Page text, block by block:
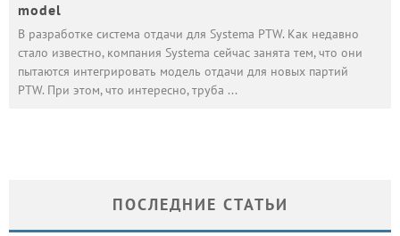
model
В разработке система отдачи для Systema PTW. Как недавно
стало известно, компания Systema сейчас занята тем, что они
пытаются интегрировать модель отдачи для новых партий
PTW. При этом, что интересно, труба ...
ПОСЛЕДНИЕ СТАТЬИ